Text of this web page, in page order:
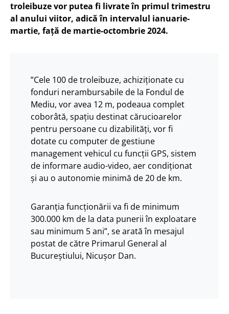
troleibuze vor putea fi livrate în primul trimestru
al anului viitor, adică în intervalul ianuarie-
martie, față de martie-octombrie 2024.
”Cele 100 de troleibuze, achiziționate cu
fonduri nerambursabile de la Fondul de
Mediu, vor avea 12 m, podeaua complet
coborâtă, spațiu destinat cărucioarelor
pentru persoane cu dizabilități, vor fi
dotate cu computer de gestiune
management vehicul cu funcții GPS, sistem
de informare audio-video, aer condiționat
și au o autonomie minimă de 20 de km.
Garanția funcționării va fi de minimum
300.000 km de la data punerii în exploatare
sau minimum 5 ani”, se arată în mesajul
postat de către Primarul General al
Bucureștiului, Nicușor Dan.